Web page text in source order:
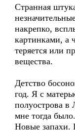
Странная
накрепко,
картинками, а
теряется или
вещества.
Детство
год. Я с
полуострова в
мне тогда
Новые запахи.